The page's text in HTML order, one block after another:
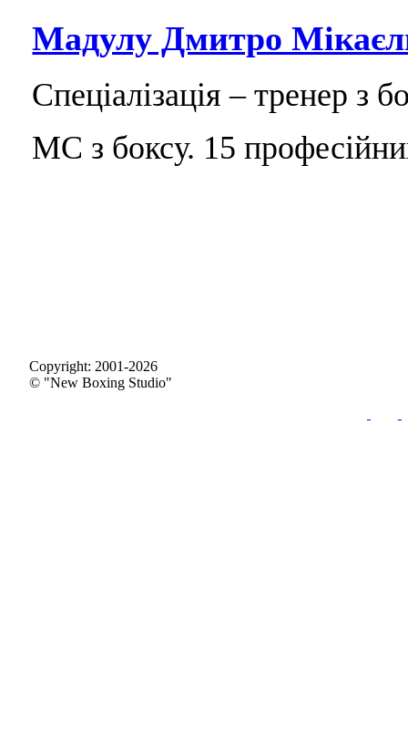
Мадулу Дмитро
Спеціалізація – тренер з
МС з боксу. 15
Copyright: 2001-2026
© "New Boxing Studio"